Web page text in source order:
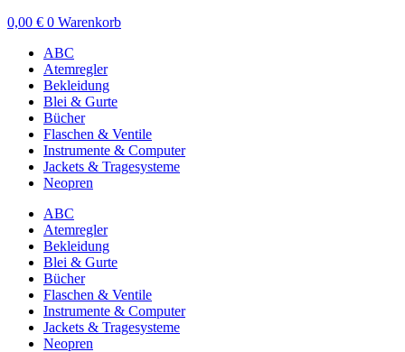
0,00 € 0 Warenkorb
ABC
Atemregler
Bekleidung
Blei & Gurte
Bücher
Flaschen & Ventile
Instrumente & Computer
Jackets & Tragesysteme
Neopren
ABC
Atemregler
Bekleidung
Blei & Gurte
Bücher
Flaschen & Ventile
Instrumente & Computer
Jackets & Tragesysteme
Neopren